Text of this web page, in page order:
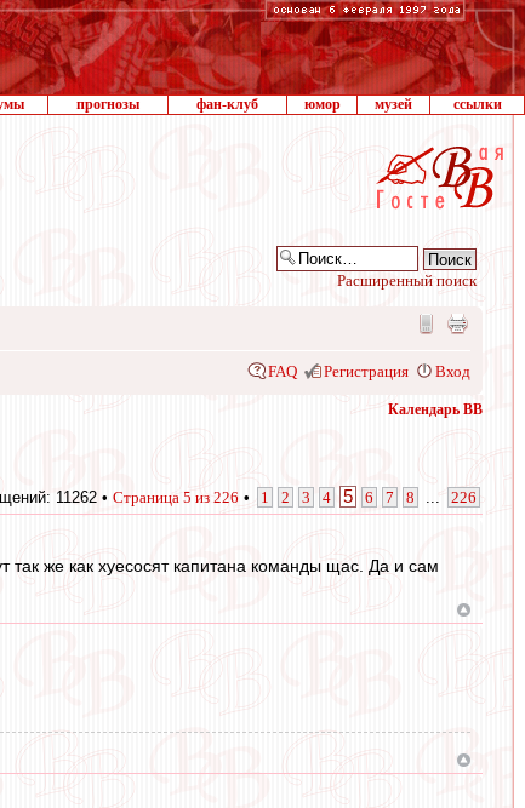
прогнозы фан-клуб юмор музей ссылки
Расширенный поиск
FAQ Регистрация Вход
Календарь ВВ
11262 • Страница 5 из 226 • 1 2 3 4 5 6 7 8 226
так же как хуесосят капитана команды щас. Да и сам